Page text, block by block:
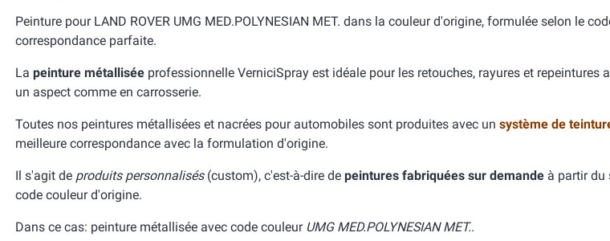
Peinture pour LAND ROVER UMG MED.POLYNESIAN MET. dans la couleur d'origine, formulée selon le
correspondance parfaite.
La peinture métallisée professionnelle VerniciSpray est idéale pour les retouches, rayures et repeintures
un aspect comme en carrosserie.
Toutes nos peintures métallisées et nacrées pour automobiles sont produites avec un système de
meilleure correspondance avec la formulation d'origine.
Il s'agit de produits personnalisés(custom), c'est-à-dire de peintures fabriquées sur demande à partir du
code couleur d'origine.
Dans ce cas: peinture métallisée avec code couleur UMG MED.POLYNESIAN MET..